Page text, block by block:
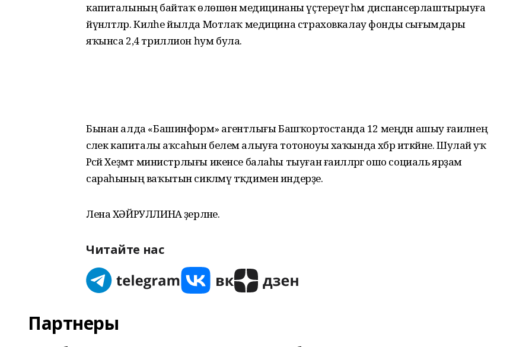
капиталының байтаҡ өлөшөн медицинаны үҫтереүгә һәм диспансерлаштырыуға
йүнәлтәләр. Киләһе йылда Мотлаҡ медицина страховкалау фонды сығымдары
яҡынса 2,4 триллион һум була.
Бынан алда «Башинформ» агентлығы Башҡортостанда 12 меңдән ашыу ғаиләнең
әсәлек капиталы аҡсаһын белем алыуға тотоноуы хаҡында хәбәр иткәйне. Шулай уҡ
Рәсәй Хеҙмәт министрлығы икенсе балаһы тыуған ғаиләләргә ошо социаль ярҙам
сараһының ваҡытын сикләмәү тәҡдимен индерҙе.
Лена ХӘЙРУЛЛИНА әҙерләне.
Читайте нас
Партнеры